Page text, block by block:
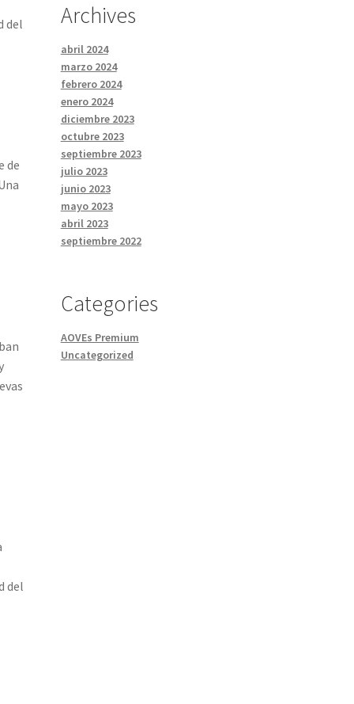
del
de
del
Archives
abril 2024
marzo 2024
febrero 2024
enero 2024
diciembre 2023
octubre 2023
septiembre 2023
julio 2023
junio 2023
mayo 2023
abril 2023
septiembre 2022
Categories
AOVEs Premium
Uncategorized